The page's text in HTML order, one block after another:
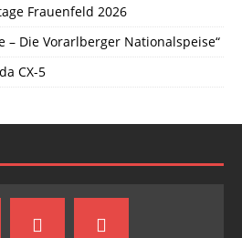
Frauenfeld 2026
– Die Vorarlberger Nationalspeise“
CX-5